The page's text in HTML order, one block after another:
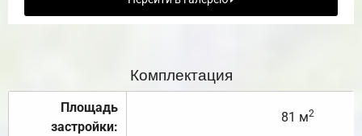
Комплектация
Площадь
застройки:
81 м2